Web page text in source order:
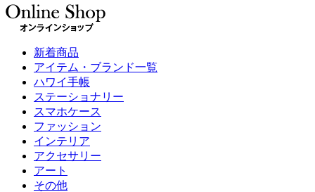
新着商品
アイテム・ブランド一覧
ハワイ手帳
ステーショナリー
スマホケース
ファッション
インテリア
アクセサリー
アート
その他